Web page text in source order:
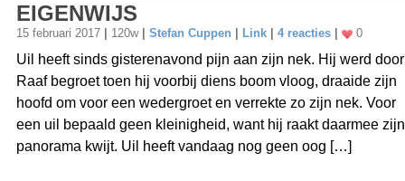
EIGENWIJS
15 februari 2017 120w Stefan Cuppen Link 4 reacties 0
Uil heeft sinds gisterenavond pijn aan zijn nek. Hij werd door
Raaf begroet toen hij voorbij diens boom vloog, draaide zijn
hoofd om voor een wedergroet en verrekte zo zijn nek. Voor
een uil bepaald geen kleinigheid, want hij raakt daarmee zijn
panorama kwijt. Uil heeft vandaag nog geen oog […]